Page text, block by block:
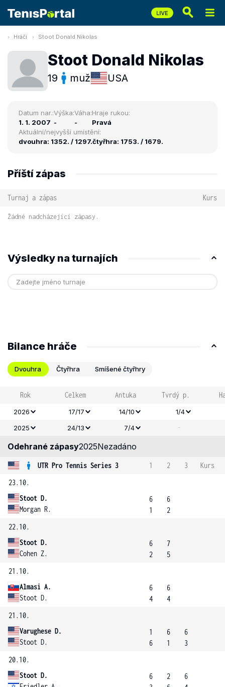
Hráči Stoot Donald Nikolas
Stoot Donald Nikolas
19 muž USA
Datum nar.:
1. 1. 2007
Výška:
-
Váha:
-
Hraje rukou:
Pravá
Aktuální/nejvyšší umístění:
dvouhra: 1352. / 1297.čtyřhra: 1753. / 1679.
Příští zápas
Turnaj a zápas Kurs
Žádné nadcházející zápasy.
Výsledky na turnajích
Bilance hráče
Dvouhra Čtyřhra Smíšené čtyřhry
Rok Celkem Antuka Tvrdý p.
2026 17/17 14/10
1/4
2025
24/13 7/4 -
Odehrané zápasy2025Nezadáno
UTR Pro Tennis Series 3 1 2 3
Kurs
23.10.
Stoot D.
Morgan R.
6
1
6
2
22.10.
Stoot D.
Cohen Z.
6
2
7
5
21.10.
Almasi A.
Stoot D.
6
4
6
4
21.10.
Varughese D.
Stoot D.
1
6
6
1
6
3
20.10.
Stoot D.
6
2
6